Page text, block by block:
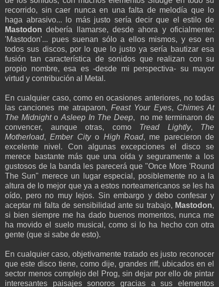
recorrido, sin caer nunca en una falta de melodía que lo
haga abrasivo... lo más justo sería decir que el estilo de
Mastodon debería llamarse, desde ahora y oficialmente:
'Mastodon'... pues suenan sólo a ellos mismos, y eso en
todos sus discos, por lo que lo justo ya sería bautizar esa
fusión tan característica de sonidos que realizan con su
propio nombre, esa es -desde mi perspectiva- su mayor
virtud y contribución al Metal.
En cualquier caso, como en ocasiones anteriores, no todas
las canciones me atraparon, Feast Your Eyes, Chimes At
The Midnighto Asleep In The Deep, no me terminaron de
convencer, aunque otras, como Tread Lightly, The
Motherload,Ember Cityo High Road, me parecieron de
excelente nivel. Con algunas excepciones el disco se
merece bastante más que una oída y seguramente a los
gustosos de la banda les parecerá que "Once More 'Round
The Sun" merece un lugar especial, posiblemente no a la
altura de lo mejor que ya a estos norteamericanos se les ha
oído, pero no muy lejos. Sin embargo y debo confesar y
aceptar mi falta de sensibilidad ante su trabajo, Mastodon,
si bien siempre me ha dado buenos momentos, nunca me
ha movido el suelo musical, como si lo ha hecho con otra
gente (que si sabe de esto).
En cualquier caso, objetivamente tratado es justo reconocer
que este disco tiene, como dije, grandes riff, ubicados en el
sector menos complejo del Prog, sin dejar por ello de pintar
interesantes paisajes sonoros gracias a sus elementos